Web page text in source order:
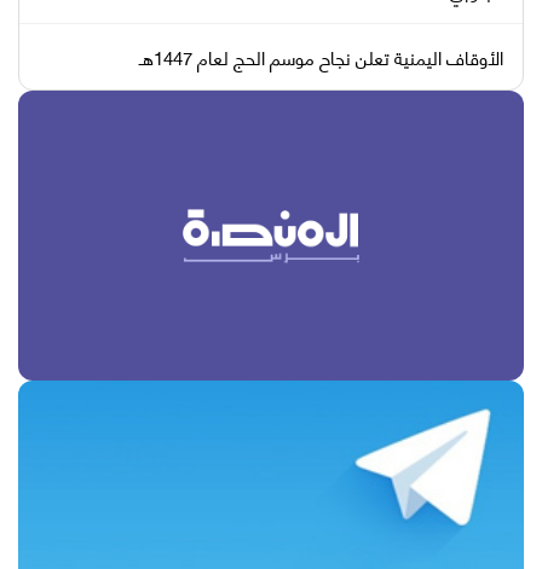
الأوقاف اليمنية تعلن نجاح موسم الحج لعام 1447هـ